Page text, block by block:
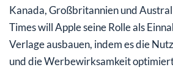
Kanada, Großbritannien und
Times will Apple seine Rolle als
Verlage ausbauen, indem es die
und die Werbewirksamkeit